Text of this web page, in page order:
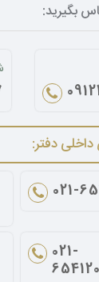
بگیرید:
دفتر:
021-
021-